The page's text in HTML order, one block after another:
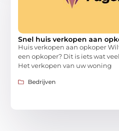
Snel huis verkopen aan
Huis verkopen aan opkoper
een opkoper? Dit is iets wat
Het verkopen van uw woning
Bedrijven